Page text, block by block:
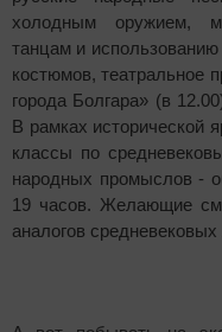
холодным оружием,
танцам и
костюмов, театральное
города Болгара» (в
В рамках исторической
классы по
народных промыслов -
19 часов. Желающие
аналогов